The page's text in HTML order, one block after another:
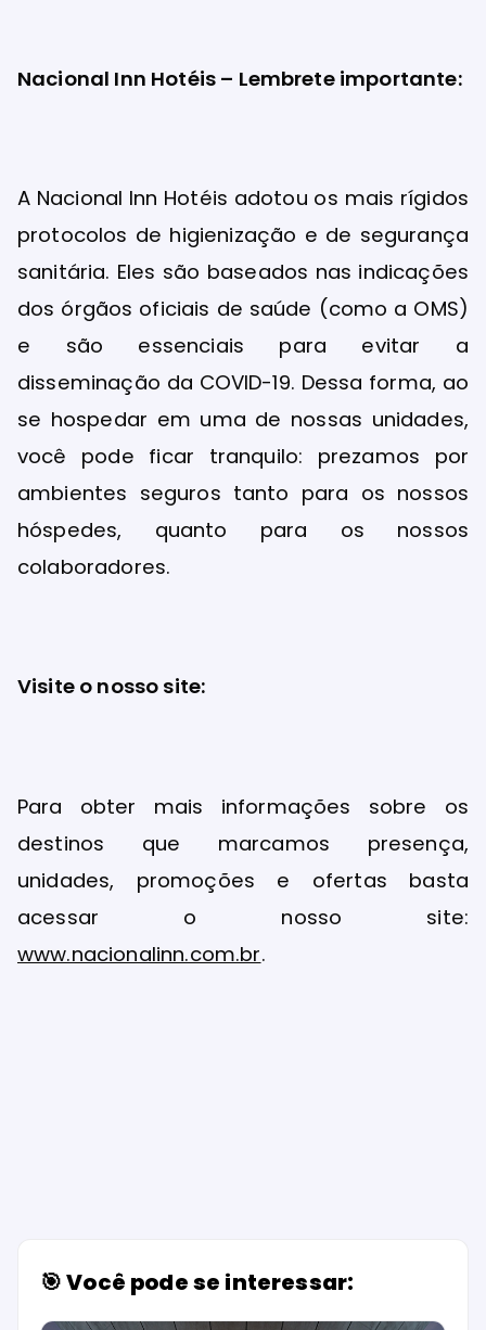
Nacional Inn Hotéis – Lembrete importante:
A Nacional Inn Hotéis adotou os mais rígidos
protocolos de higienização e de segurança
sanitária. Eles são baseados nas indicações
dos órgãos oficiais de saúde (como a OMS)
e são essenciais para evitar a
disseminação da COVID-19. Dessa forma, ao
se hospedar em uma de nossas unidades,
você pode ficar tranquilo: prezamos por
ambientes seguros tanto para os nossos
hóspedes, quanto para os nossos
colaboradores.
Visite o nosso site:
Para obter mais informações sobre os
destinos que marcamos presença,
unidades, promoções e ofertas basta
acessar o nosso site:
www.nacionalinn.com.br.
🎯 Você pode se interessar: